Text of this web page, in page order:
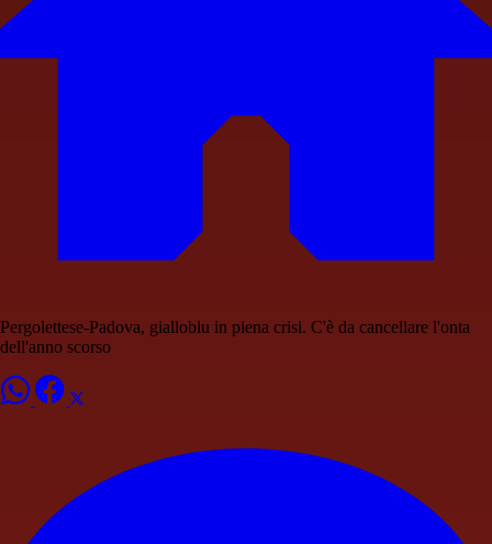
Pergolettese-Padova, gialloblu in piena crisi. C'è da cancellare l'onta
dell'anno scorso